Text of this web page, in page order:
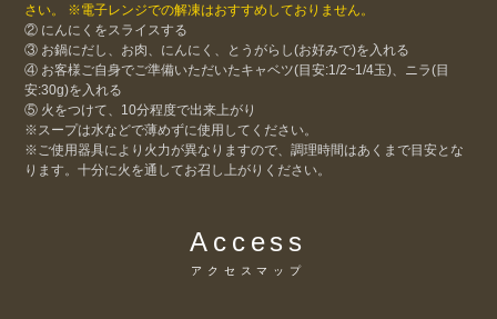
さい。 ※電子レンジでの解凍はおすすめしておりません。
② にんにくをスライスする
③ お鍋にだし、お肉、にんにく、とうがらし(お好みで)を入れる
④ お客様ご自身でご準備いただいたキャベツ(目安:1/2~1/4玉)、ニラ(目
安:30g)を入れる
⑤ 火をつけて、10分程度で出来上がり
※スープは水などで薄めずに使用してください。
※ご使用器具により火力が異なりますので、調理時間はあくまで目安とな
ります。十分に火を通してお召し上がりください。
Access
アクセスマップ